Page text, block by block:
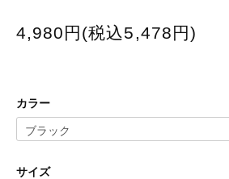
4,980円(税込5,478円)
カラー
サイズ